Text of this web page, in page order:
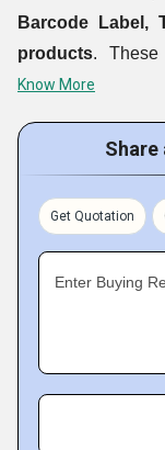
Barcode Label,
products.
pharmaceuticals,
various Colors,
products for
assurance of
permanent or
Know More
Share
Get Quotation
Enter Buying